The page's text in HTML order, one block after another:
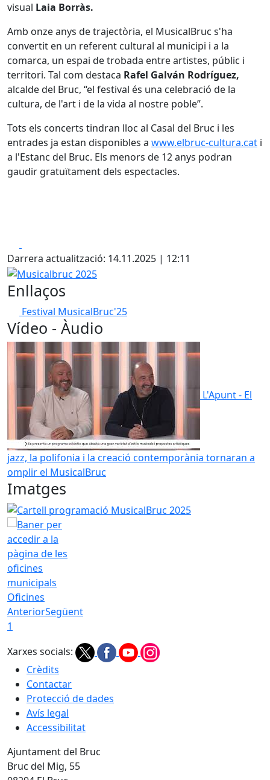
visual Laia Borràs.
Amb onze anys de trajectòria, el MusicalBruc s'ha
convertit en un referent cultural al municipi i a la
comarca, un espai de trobada entre artistes, públic i
territori. Tal com destaca Rafel Galván Rodríguez,
alcalde del Bruc, “el festival és una celebració de la
cultura, de l'art i de la vida al nostre poble”.
Tots els concerts tindran lloc al Casal del Bruc i les
entrades ja estan disponibles a www.elbruc-cultura.cat i
a l'Estanc del Bruc. Els menors de 12 anys podran
gaudir gratuïtament dels espectacles.
Darrera actualització: 14.11.2025 | 12:11
Musicalbruc 2025
Enllaços
Festival MusicalBruc'25
Vídeo - Àudio
L'Apunt - El
jazz, la polifonia i la creació contemporània tornaran a
omplir el MusicalBruc
Imatges
Cartell programació MusicalBruc 2025
Oficines
AnteriorSegüent
1
Xarxes socials:
Crèdits
Contactar
Protecció de dades
Avís legal
Accessibilitat
Ajuntament del Bruc
Bruc del Mig, 55